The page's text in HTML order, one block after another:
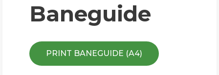
Baneguide
PRINT BANEGUIDE (A4)